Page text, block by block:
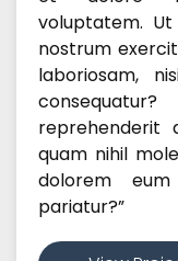
voluptatem.
nostrum
laboriosam,
reprehenderit
quam nihil
dolorem
pariatur?”